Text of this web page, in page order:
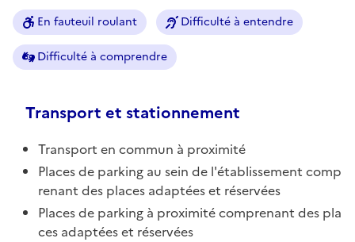
En fauteuil roulant Difficulté à entendre
Difficulté à comprendre
Transport et stationnement
Transport en commun à proximité
Places de parking au sein de l'établissement comp
renant des places adaptées et réservées
Places de parking à proximité comprenant des pla
ces adaptées et réservées